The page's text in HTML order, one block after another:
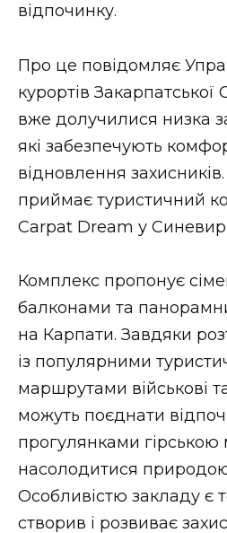
ВІДЕО
відпочинку.
Про це повідомляє
курортів
вже долучилися низка
які забезпечують
відновлення
приймає туристичний
Carpat Dream у
Комплекс пропонує
балконами та
на Карпати. Завдяки
із популярними
маршрутами військові
можуть поєднати
прогулянками гірською
насолодитися
Особливістю закладу є
створив і розвиває